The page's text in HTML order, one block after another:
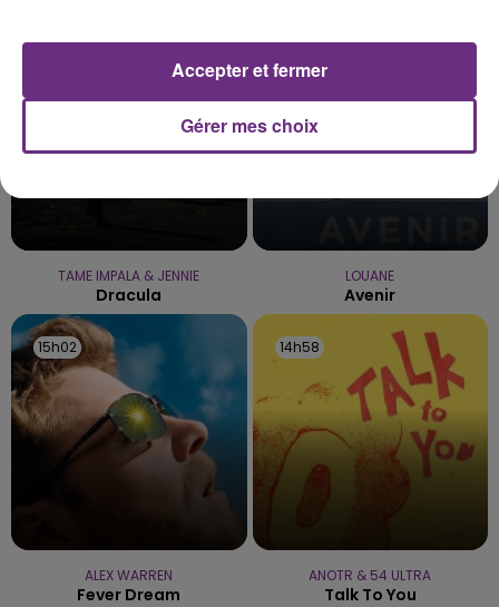
15h07
15h07
TAME IMPALA & JENNIE
Dracula
15h04
15h04
LOUANE
Avenir
15h02
15h02
ALEX WARREN
Fever Dream
14h58
14h58
ANOTR & 54 ULTRA
Talk To You
Gérer mes choix
Accepter et fermer